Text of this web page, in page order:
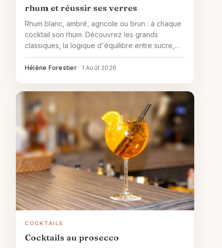
rhum et réussir ses verres
Rhum blanc, ambré, agricole ou brun : à chaque
cocktail son rhum. Découvrez les grands
classiques, la logique d'équilibre entre sucre,
acidité et dilution, et les erreurs à éviter pour
réussir vos verres à la maison.
Hélène Forestier · 1 Août 2026
COCKTAILS
Cocktails au prosecco